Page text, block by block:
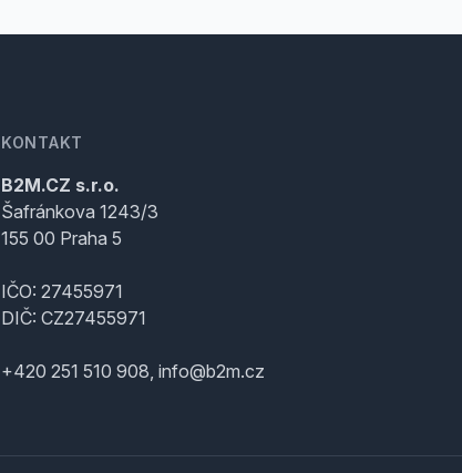
KONTAKT
B2M.CZ s.r.o.
Šafránkova 1243/3
155 00 Praha 5
IČO: 27455971
DIČ: CZ27455971
+420 251 510 908, info@b2m.cz